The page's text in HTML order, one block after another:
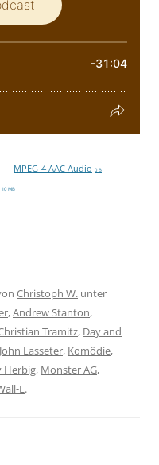
MPEG-4 AAC Audio 0 B
10 MB
Christoph W. unter
,Andrew Stanton,
Tramitz, Day and
John Lasseter, Komödie,
Herbig, Monster AG,
E.